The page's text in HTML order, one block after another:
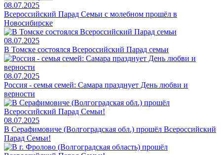
08.07.2025
Всероссийский Парад Семьи с молебном прошёл в
Новосибирске
08.07.2025
В Томске состоялся Всероссийский Парад семьи
08.07.2025
Россия - семья семей: Самара празднует День любви и
верности
08.07.2025
В Серафимовиче (Волгоградская обл.) прошёл Всероссийский
Парад Семьи!